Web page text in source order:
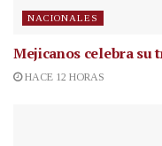
NACIONALES
Mejicanos celebra su
HACE 12 HORAS